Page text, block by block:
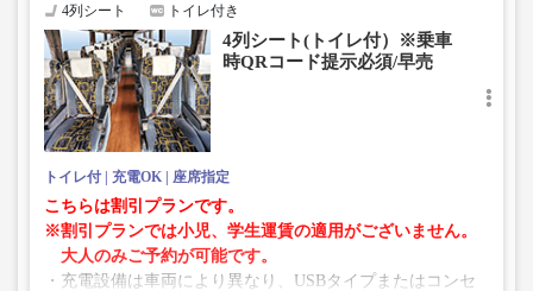
たします。
4列シート トイレ付き
4列シート(トイレ付）※乗車
時QRコード提示必須/早売
トイレ付 充電OK 座席指定
こちらは割引プランです。
※割引プランでは小児、学生運賃の適用がございません。
大人のみご予約が可能です。
・充電設備は車両により異なり、USBタイプまたはコンセ